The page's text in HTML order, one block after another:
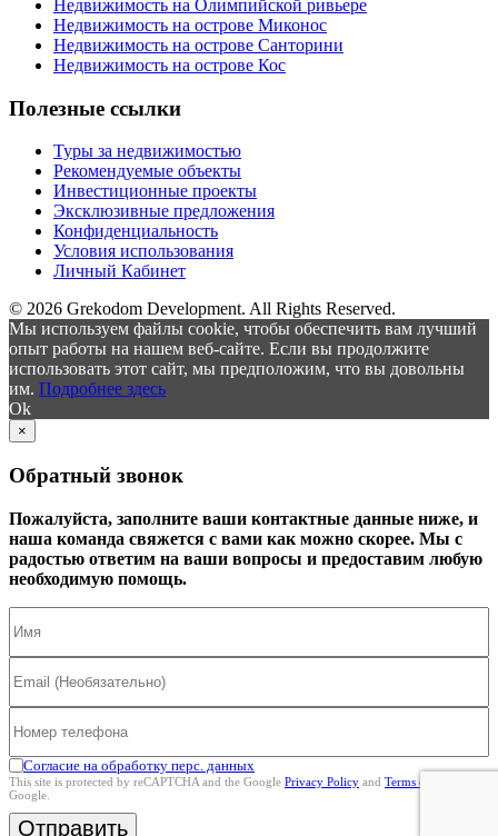
Недвижимость на Олимпийской ривьере
Недвижимость на острове Миконос
Недвижимость на острове Санторини
Недвижимость на острове Кос
Полезные ссылки
Туры за недвижимостью
Рекомендуемые объекты
Инвестиционные проекты
Эксклюзивные предложения
Конфиденциальность
Условия использования
Личный Кабинет
© 2026 Grekodom Development. All Rights Reserved.
Мы используем файлы cookie, чтобы обеспечить вам лучший
опыт работы на нашем веб-сайте. Если вы продолжите
использовать этот сайт, мы предположим, что вы довольны
им. Подробнее здесь
Ok
×
Обратный звонок
Пожалуйста, заполните ваши контактные данные ниже, и
наша команда свяжется с вами как можно скорее. Мы с
радостью ответим на ваши вопросы и предоставим любую
необходимую помощь.
Согласие на обработку перс. данных
This site is protected by reCAPTCHA and the Google Privacy Policy and Terms of Service
Google.
Отправить